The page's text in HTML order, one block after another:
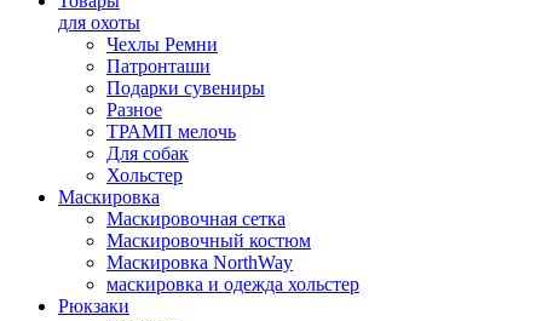
для охоты
Чехлы Ремни
Патронташи
Подарки сувениры
Разное
ТРАМП мелочь
Для собак
Хольстер
Маскировка
Маскировочная сетка
Маскировочный костюм
Маскировка NorthWay
маскировка и одежда хольстер
Рюкзаки